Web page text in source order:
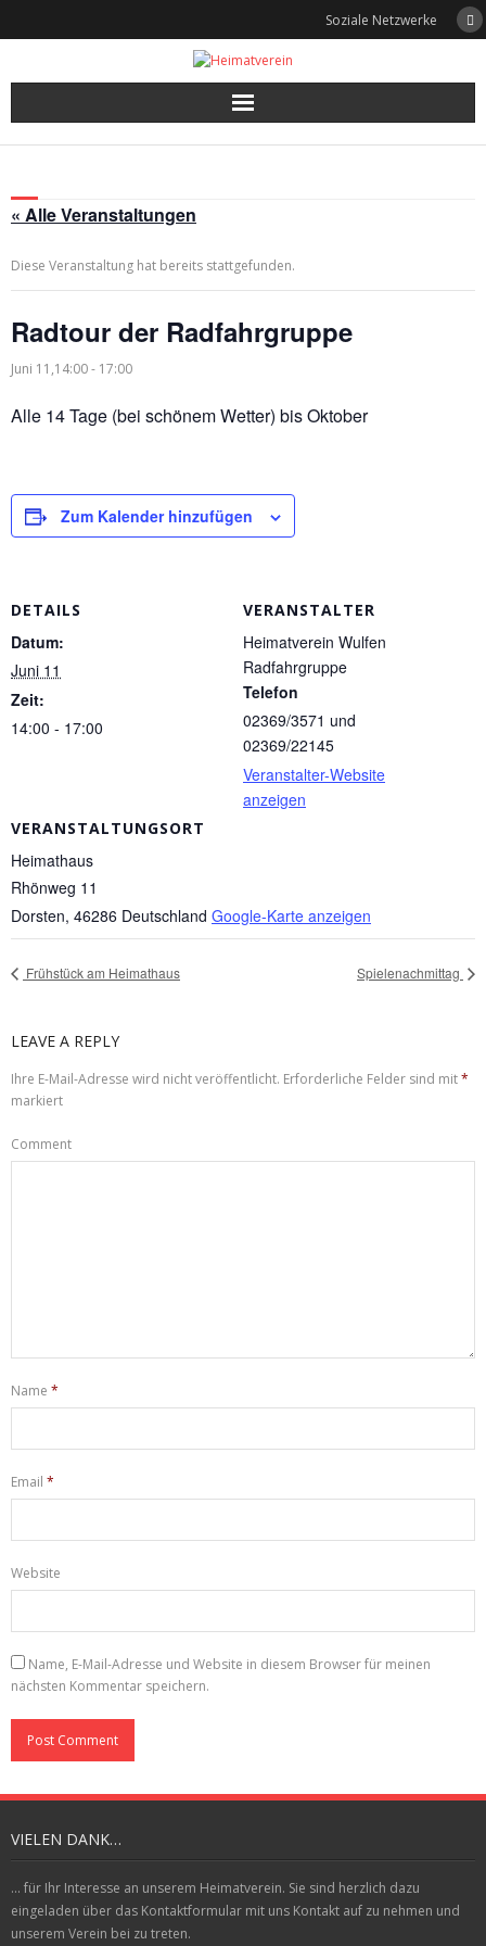
Soziale Netzwerke
« Alle Veranstaltungen
Diese Veranstaltung hat bereits stattgefunden.
Radtour der Radfahrgruppe
Juni 11,14:00- 17:00
Alle 14 Tage (bei schönem Wetter) bis Oktober
Zum Kalender hinzufügen
DETAILS
Datum:
Juni 11
Zeit:
14:00 - 17:00
VERANSTALTUNGSORT
Heimathaus
Rhönweg 11
Dorsten, 46286 Deutschland Google-Karte anzeigen
VERANSTALTER
Heimatverein Wulfen
Radfahrgruppe
Telefon
02369/3571 und
02369/22145
Veranstalter-Website
anzeigen
Frühstück am Heimathaus Spielenachmittag
LEAVE A REPLY
Ihre E-Mail-Adresse wird nicht veröffentlicht. Erforderliche Felder sind mit*
markiert
Comment
Name *
Email *
Website
Name, E-Mail-Adresse und Website in diesem Browser für meinen
nächsten Kommentar speichern.
VIELEN DANK…
... für Ihr Interesse an unserem Heimatverein. Sie sind herzlich dazu
eingeladen über das Kontaktformular mit uns Kontakt auf zu nehmen und
unserem Verein bei zu treten.